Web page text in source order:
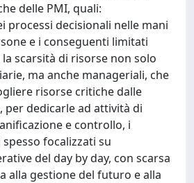
delle PMI, quali:
processi decisionali nelle mani
e i conseguenti limitati
scarsità di risorse non solo
ma anche manageriali, che
risorse critiche dalle
per dedicarle ad attività di
e controllo, i
focalizzati su
del day by day, con scarsa
alla gestione del futuro e alla